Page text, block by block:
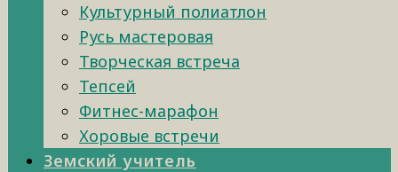
Культурный полиатлон
Русь мастеровая
Творческая встреча
Тепсей
Фитнес-марафон
Хоровые встречи
Земский учитель